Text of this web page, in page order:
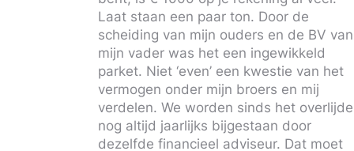
Laat staan een paar ton. Door de
scheiding van mijn ouders en de BV van
mijn vader was het een ingewikkeld
parket. Niet ‘even’ een kwestie van het
vermogen onder mijn broers en mij
verdelen. We worden sinds het
nog altijd jaarlijks bijgestaan door
dezelfde financieel adviseur. Dat moet